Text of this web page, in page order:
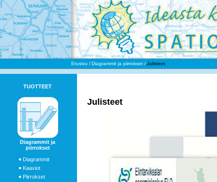
Etusivu Diagrammit ja piirrokset Julisteet
TUOTTEET
Diagrammit ja
piirrokset
Diagrammit
Kaaviot
Piirrokset
Julisteet